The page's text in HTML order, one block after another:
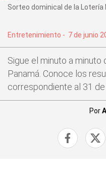
Sorteo dominical de la Lotería
Entretenimiento - 7 de junio
Sigue el minuto a
Panamá. Conoce los
correspondiente al 31
Por